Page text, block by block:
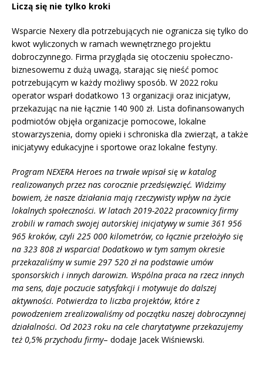
Liczą się nie tylko kroki
Wsparcie Nexery dla potrzebujących nie ogranicza się tylko do
kwot wyliczonych w ramach wewnętrznego projektu
dobroczynnego. Firma przygląda się otoczeniu społeczno-
biznesowemu z dużą uwagą, starając się nieść pomoc
potrzebującym w każdy możliwy sposób. W 2022 roku
operator wsparł dodatkowo 13 organizacji oraz inicjatyw,
przekazując na nie łącznie 140 900 zł. Lista dofinansowanych
podmiotów objęła organizacje pomocowe, lokalne
stowarzyszenia, domy opieki i schroniska dla zwierząt, a także
inicjatywy edukacyjne i sportowe oraz lokalne festyny.
Program NEXERA Heroes na trwałe wpisał się w katalog
realizowanych przez nas corocznie przedsięwzięć. Widzimy
bowiem, że nasze działania mają rzeczywisty wpływ na życie
lokalnych społeczności. W latach 2019-2022 pracownicy firmy
zrobili w ramach swojej autorskiej inicjatywy w sumie 361 956
965 kroków, czyli 225 000 kilometrów, co łącznie przełożyło się
na 323 808 zł wsparcia! Dodatkowo w tym samym okresie
przekazaliśmy w sumie 297 520 zł na podstawie umów
sponsorskich i innych darowizn. Wspólna praca na rzecz innych
ma sens, daje poczucie satysfakcji i motywuje do dalszej
aktywności. Potwierdza to liczba projektów, które z
powodzeniem zrealizowaliśmy od początku naszej dobroczynnej
działalności. Od 2023 roku na cele charytatywne przekazujemy
też 0,5% przychodu firmy– dodaje Jacek Wiśniewski.